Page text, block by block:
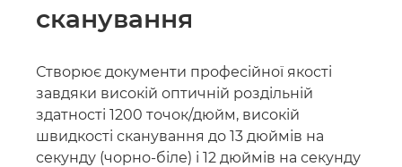
сканування
Створює документи професійної якості
завдяки високій оптичній роздільній
здатності 1200 точок/дюйм, високій
швидкості сканування до 13 дюймів на
секунду (чорно-біле) і 12 дюймів на секунду